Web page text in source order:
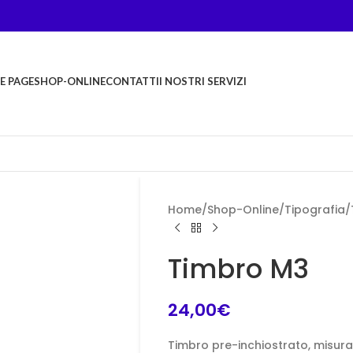
PAGESHOP-ONLINECONTATTII NOSTRI SERVIZI
Home/Shop-Online/Tipografia/
Timbro M3
24,00€
Timbro pre-inchiostrato,